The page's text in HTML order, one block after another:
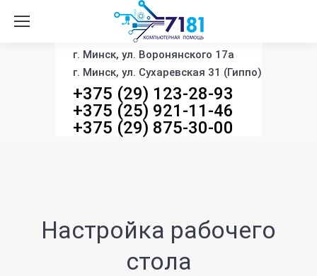
г. Минск, ул. Воронянского 17а
г. Минск, ул. Сухаревская 31 (Гиппо)
+375 (29) 123-28-93
+375 (25) 921-11-46
+375 (29) 875-30-00
Настройка рабочего
стола